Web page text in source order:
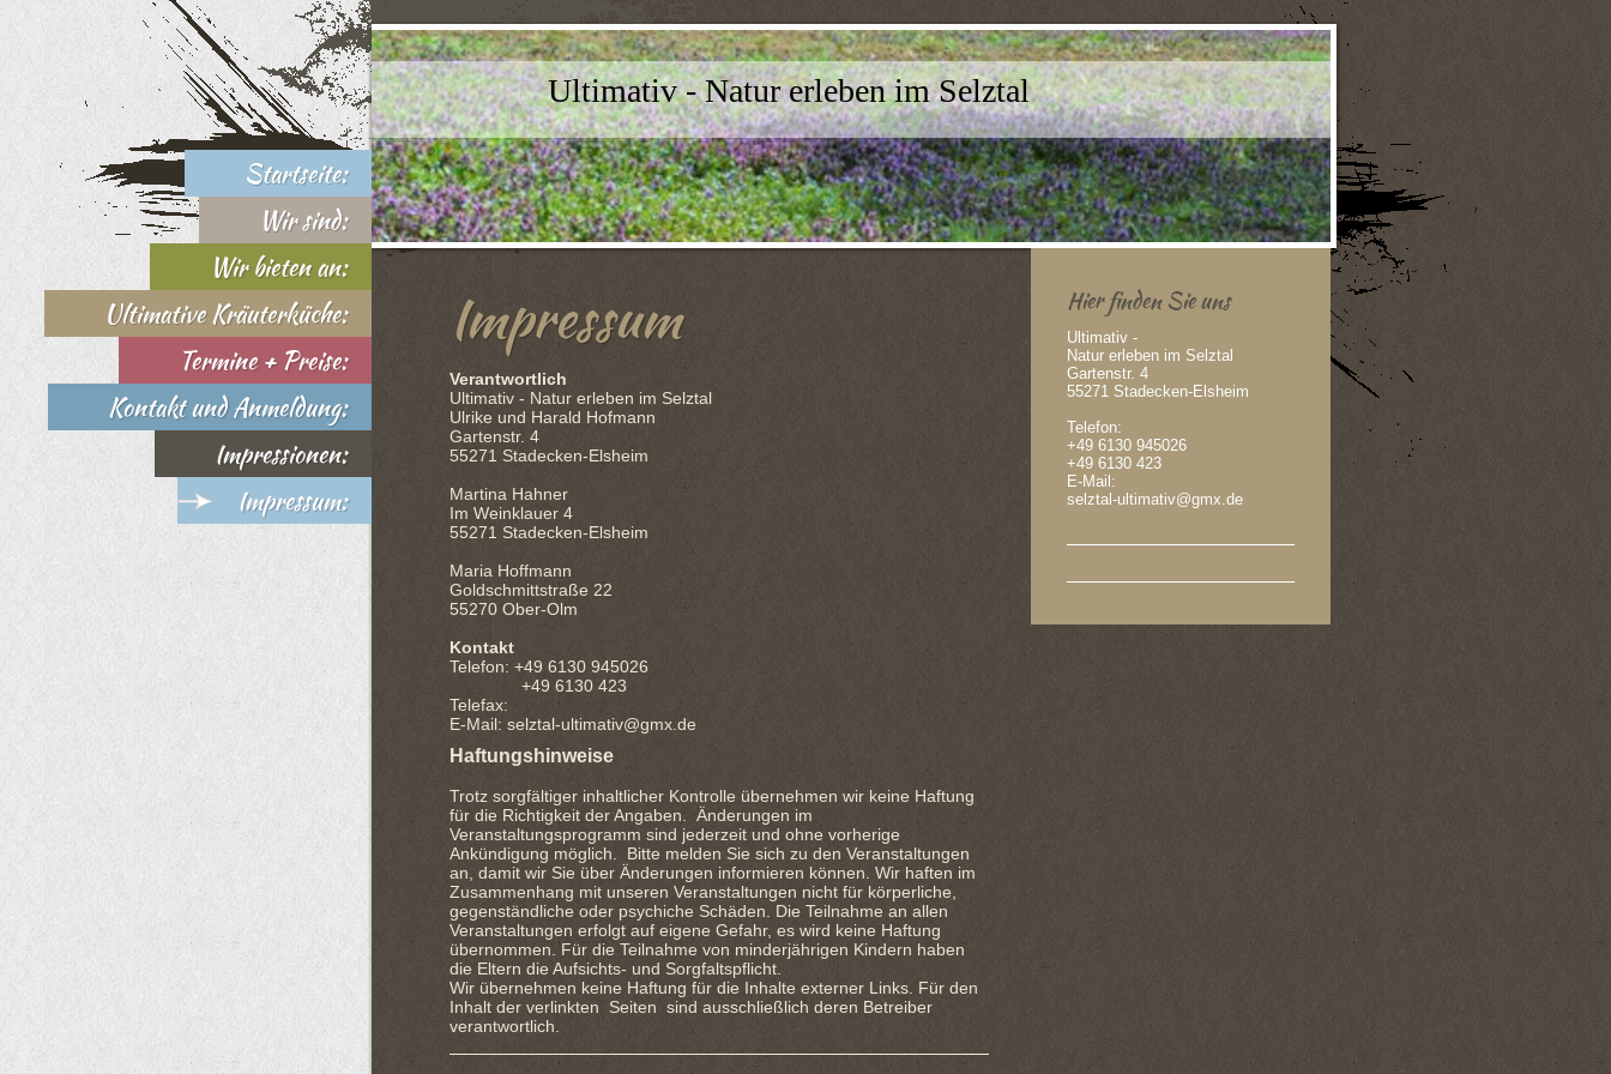
Startseite:
Wir sind:
Wir bieten an:
Ultimative Kräuterküche:
Termine + Preise:
Kontakt und Anmeldung:
Impressionen:
Impressum:
Ultimativ - Natur erleben im Selztal
Impressum
Verantwortlich
Ultimativ - Natur erleben im Selztal
Ulrike und Harald Hofmann
Gartenstr. 4
55271 Stadecken-Elsheim
Martina Hahner
Im Weinklauer 4
55271 Stadecken-Elsheim
Maria Hoffmann
Goldschmittstraße 22
55270 Ober-Olm
Kontakt
Telefon: +49 6130 945026
+49 6130 423
Telefax:
E-Mail: selztal-ultimativ@gmx.de
Haftungshinweise
Trotz sorgfältiger inhaltlicher Kontrolle übernehmen wir keine Haftung
für die Richtigkeit der Angaben. Änderungen im
Veranstaltungsprogramm sind jederzeit und ohne vorherige
Ankündigung möglich. Bitte melden Sie sich zu den Veranstaltungen
an, damit wir Sie über Änderungen informieren können. Wir haften im
Zusammenhang mit unseren Veranstaltungen nicht für körperliche,
gegenständliche oder psychiche Schäden. Die Teilnahme an allen
Veranstaltungen erfolgt auf eigene Gefahr, es wird keine Haftung
übernommen. Für die Teilnahme von minderjährigen Kindern haben
die Eltern die Aufsichts- und Sorgfaltspflicht.
Wir übernehmen keine Haftung für die Inhalte externer Links. Für den
Inhalt der verlinkten Seiten sind ausschließlich deren Betreiber
verantwortlich.
Hier finden Sie uns
Ultimativ -
Natur erleben im Selztal
Gartenstr. 4
55271 Stadecken-Elsheim
Telefon:
+49 6130 945026
+49 6130 423
E-Mail:
selztal-ultimativ@gmx.de